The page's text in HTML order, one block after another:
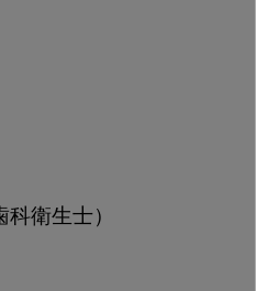
科衛生士）